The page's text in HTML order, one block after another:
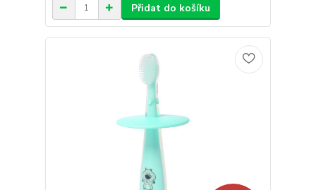
Přidat do košíku